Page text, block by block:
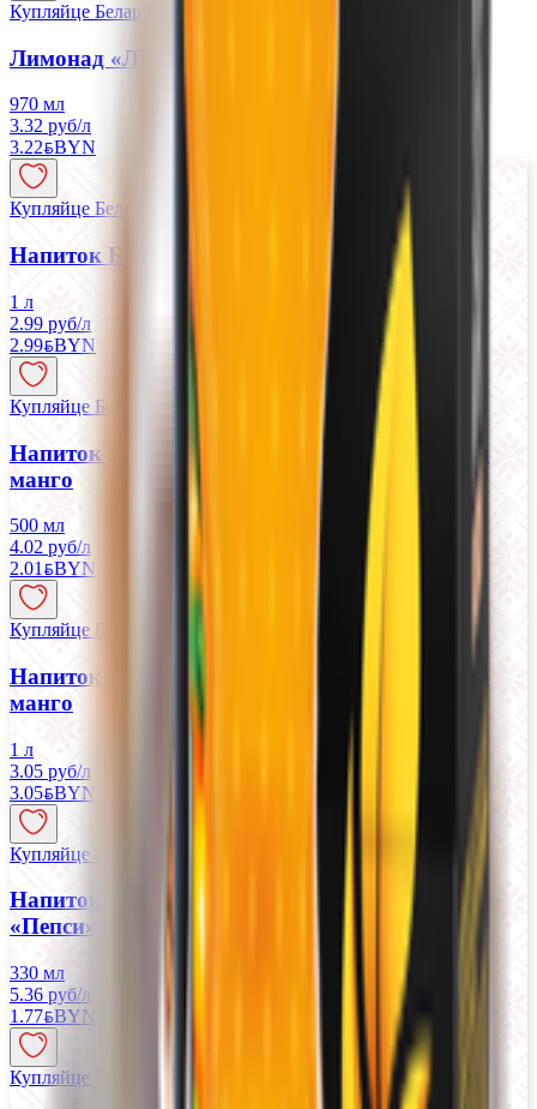
Купляйце Беларускае
Лимонад «Любимый» грейпфрут-клубника
970 мл
3.32 руб/л
3.22BYNBYN
Купляйце Беларускае
Напиток Бела-Кола со вкусом спелой вишни
1 л
2.99 руб/л
2.99BYNBYN
Купляйце Беларускае
Напиток газированный Пепси Zero со вкусом
манго
500 мл
4.02 руб/л
2.01BYNBYN
Купляйце Беларускае
Напиток газированный Пепси Zero со вкусом
манго
1 л
3.05 руб/л
3.05BYNBYN
Купляйце Беларускае
Напиток безалкогольный газированный
«Пепси»
330 мл
5.36 руб/л
1.77BYNBYN
Купляйце Беларускае